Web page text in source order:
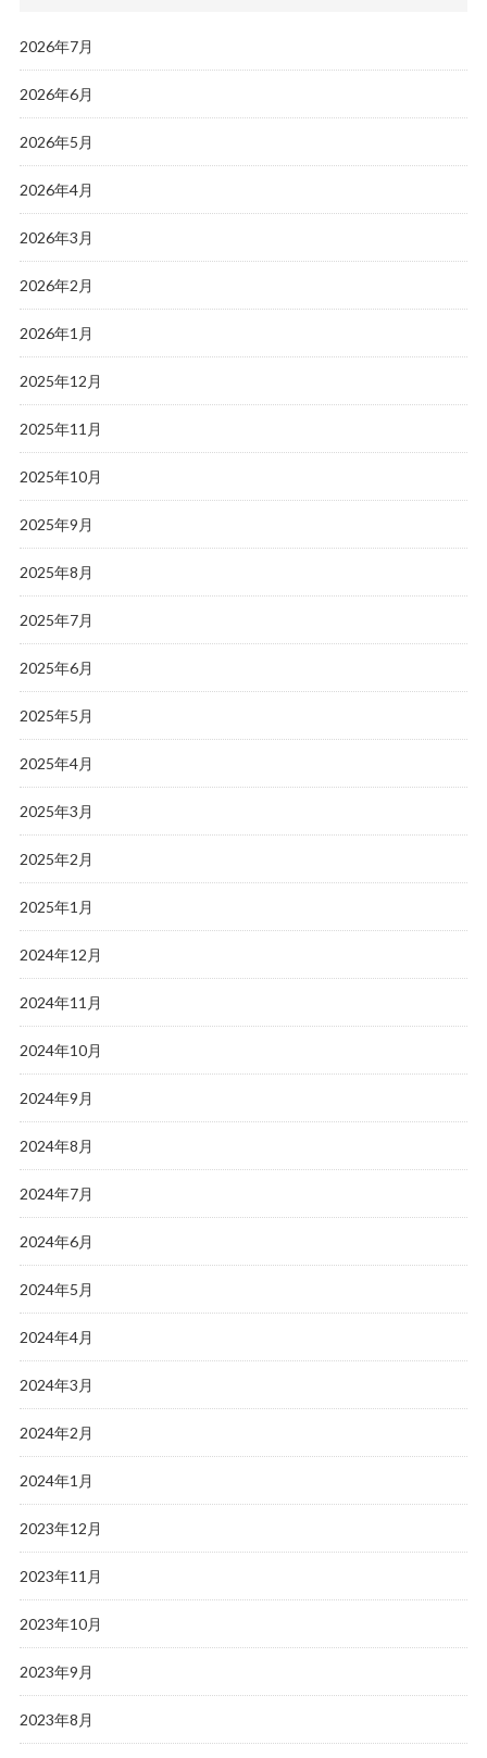
2026年7月
2026年6月
2026年5月
2026年4月
2026年3月
2026年2月
2026年1月
2025年12月
2025年11月
2025年10月
2025年9月
2025年8月
2025年7月
2025年6月
2025年5月
2025年4月
2025年3月
2025年2月
2025年1月
2024年12月
2024年11月
2024年10月
2024年9月
2024年8月
2024年7月
2024年6月
2024年5月
2024年4月
2024年3月
2024年2月
2024年1月
2023年12月
2023年11月
2023年10月
2023年9月
2023年8月